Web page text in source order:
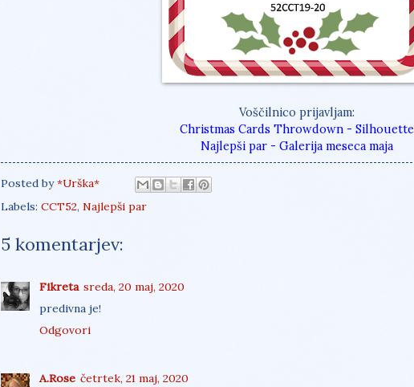
Voščilnico prijavljam:
Christmas Cards Throwdown - Silhouette
Najlepši par - Galerija meseca maja
Posted by*Urška*
Labels: CCT52, Najlepši par
5 komentarjev:
Fikreta sreda, 20 maj, 2020
predivna je!
Odgovori
A.Rose četrtek, 21 maj, 2020